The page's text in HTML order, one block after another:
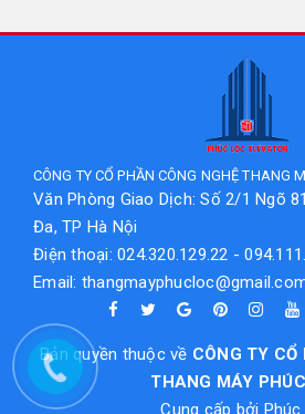
CÔNG TY CỔ PHẦN CÔNG NGHỆ THANG
Văn Phòng Giao Dịch: Số 2/1 Ngõ
Đa, TP Hà Nội
Điện thoại: 024.320.129.22 -
Email:
Bản quyền thuộc về CÔNG TY CỔ
THANG MÁY
Cung cấp bởi